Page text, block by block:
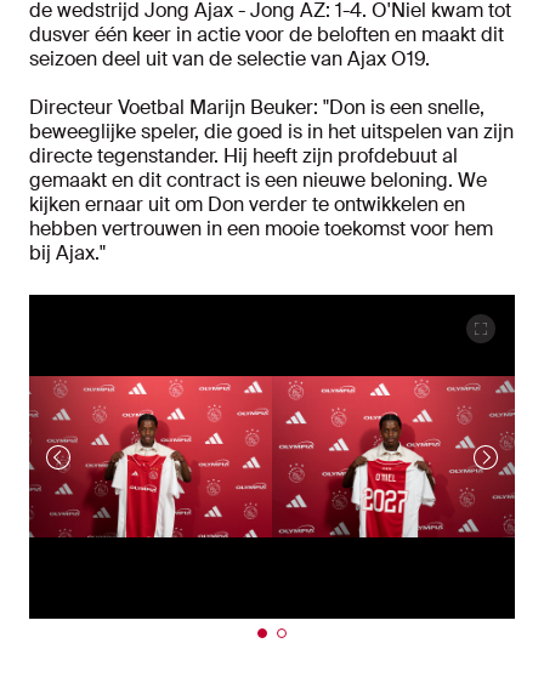
de wedstrijd Jong Ajax - Jong AZ: 1-4. O'Niel kwam tot
dusver één keer in actie voor de beloften en maakt dit
seizoen deel uit van de selectie van Ajax O19.
Directeur Voetbal Marijn Beuker: "Don is een snelle,
beweeglijke speler, die goed is in het uitspelen van zijn
directe tegenstander. Hij heeft zijn profdebuut al
gemaakt en dit contract is een nieuwe beloning. We
kijken ernaar uit om Don verder te ontwikkelen en
hebben vertrouwen in een mooie toekomst voor hem
bij Ajax."